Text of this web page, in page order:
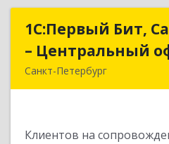
1С:Первый Бит,
– Центральный
Санкт-Петербург
Клиентов на
1С:Первый Бит,
–